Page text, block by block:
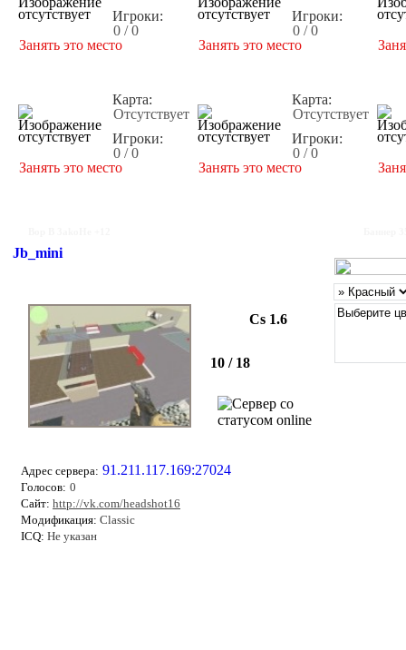
Игроки:
0 / 0
Занять это место
Игроки:
0 / 0
Занять это место
Карта:
Отсутствует
Игроки:
0 / 0
Занять это место
Карта:
Отсутствует
Игроки:
0 / 0
Занять это место
Jb_mini
Cs 1.6
10 / 18
Адрес сервера: 91.211.117.169:27024
Голосов: 0
Сайт: http://vk.com/headshot16
Модификация: Classic
ICQ: Не указан